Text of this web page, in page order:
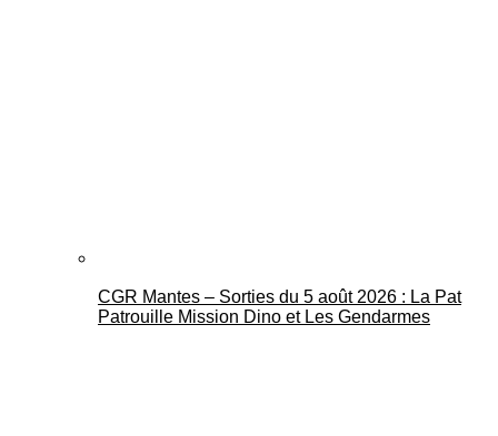
CGR Mantes – Sorties du 5 août 2026 : La Pat
Patrouille Mission Dino et Les Gendarmes